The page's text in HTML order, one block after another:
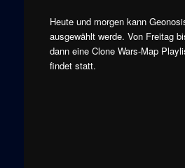
Heute und morgen kann
ausgewählt werde. Von Freitag
dann eine Clone Wars-Map
findet statt.